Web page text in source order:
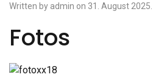
Written by admin on 31. August 2025
Fotos